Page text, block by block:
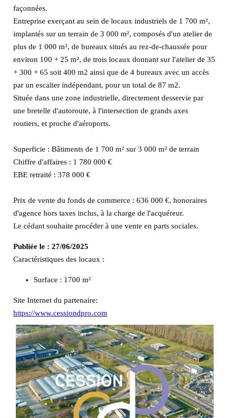
façonnées.
Entreprise exerçant au sein de locaux industriels de 1 700 m²,
implantés sur un terrain de 3 000 m², composés d'un atelier de
plus de 1 000 m², de bureaux situés au rez-de-chaussée pour
environ 100 + 25 m², de trois locaux donnant sur l'atelier de 35
+ 300 + 65 soit 400 m2 ainsi que de 4 bureaux avec un accès
par un escalier indépendant, pour un total de 87 m2.
Située dans une zone industrielle, directement desservie par
une bretelle d'autoroute, à l'intersection de grands axes
routiers, et proche d'aéroports.
Superficie : Bâtiments de 1 700 m² sur 3 000 m² de terrain
Chiffre d'affaires : 1 780 000 €
EBE retraité : 378 000 €
Prix de vente du fonds de commerce : 636 000 €, honoraires
d'agence hors taxes inclus, à la charge de l'acquéreur.
Le cédant souhaite procéder à une vente en parts sociales.
Publiée le : 27/06/2025
Caractéristiques des locaux :
Surface : 1700 m²
Site Internet du partenaire:
https://www.cessiondpro.com